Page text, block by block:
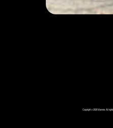
Copyright © 2026 Mannès. All